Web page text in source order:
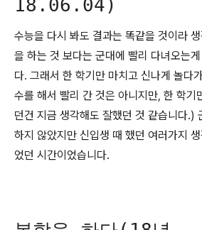
18.06.04)
수능을 다시 봐도 결과는 똑같을 것이라
을 하는 것 보다는 군대에 빨리 다녀오는
다. 그래서 한 학기만 마치고 신나게 놀다
수를 해서 빨리 간 것은 아니지만, 한 학기
던건 지금 생각해도 잘했던 것 같습니다.)
하지 않았지만 신입생 때 했던 여러가지
었던 시간이었습니다.